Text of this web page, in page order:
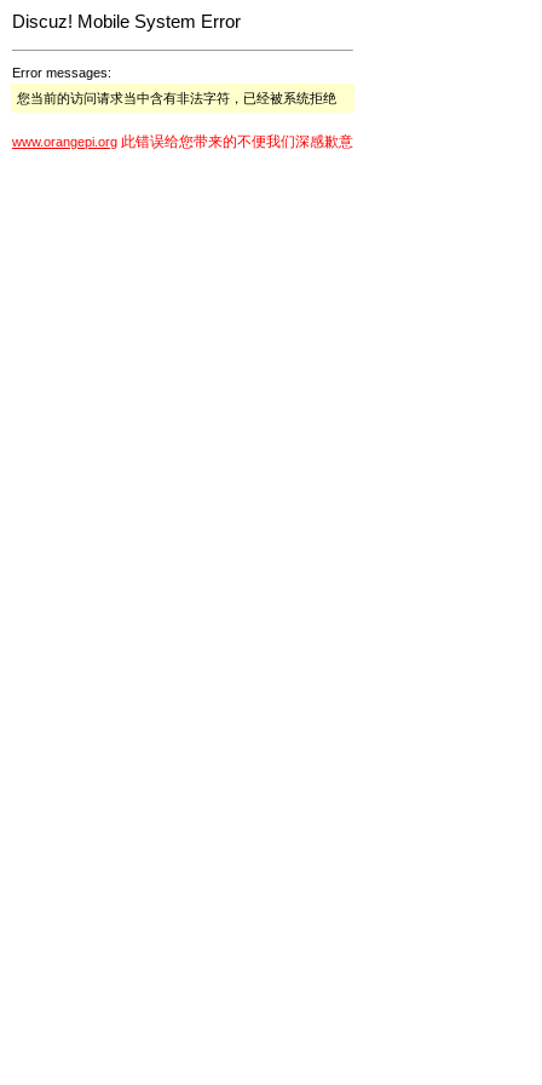
Discuz! Mobile System Error
Error messages:
您当前的访问请求当中含有非法字符，已经被系统拒绝
www.orangepi.org 此错误给您带来的不便我们深感歉意